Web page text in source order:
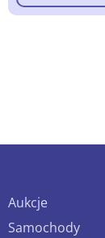
Aukcje
Samochody